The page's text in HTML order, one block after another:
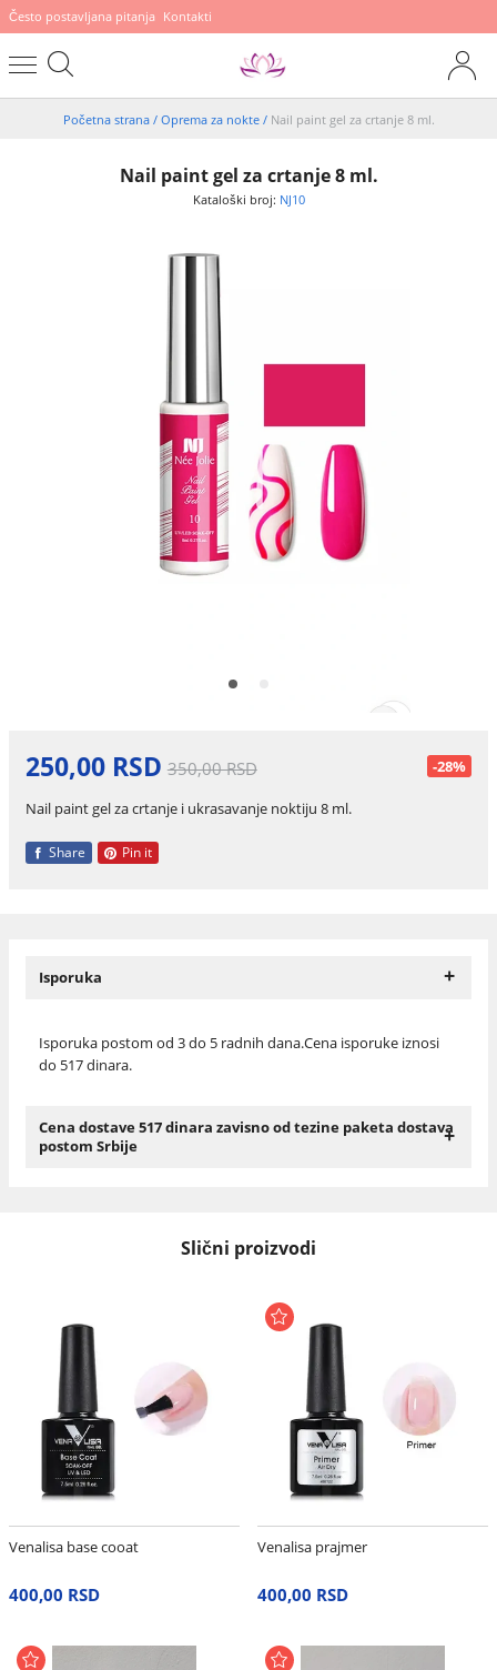
Često postavljana pitanja Kontakti
Početna strana / Oprema za nokte / Nail paint gel za crtanje 8 ml.
Nail paint gel za crtanje 8 ml.
Kataloški broj: NJ10
250,00 RSD 350,00 RSD -28%
Nail paint gel za crtanje i ukrasavanje noktiju 8 ml.
Share Pin it
Isporuka +
Isporuka postom od 3 do 5 radnih dana.Cena isporuke iznosi
do 517 dinara.
Cena dostave 517 dinara zavisno od tezine paketa dostava
postom Srbije
+
Slični proizvodi
Venalisa base cooat
400,00 RSD
Venalisa prajmer
400,00 RSD